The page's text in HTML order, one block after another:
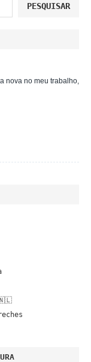
PESQUISAR
nova no meu trabalho,